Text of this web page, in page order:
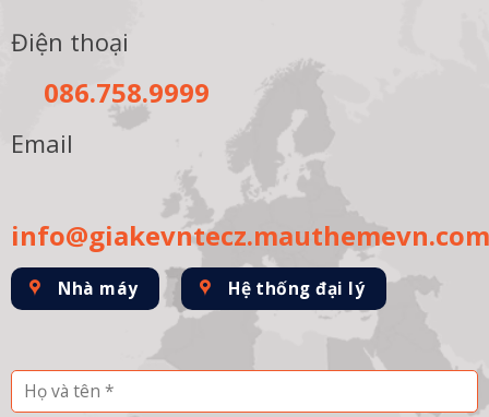
Điện thoại
086.758.9999
Email
info@giakevntecz.mauthemevn.com
Nhà máy Hệ thống đại lý